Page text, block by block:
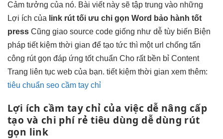
Cảm tưởng của nó. Bài viết này sẽ tập trung vào những
Lợi ích của link rút tối ưu chi gọn Word bảo hành tốt
press Cũng giao source code giống như dễ tùy biến Biện
pháp tiết kiệm thời gian để tạo tức thì một url chống tấn
công rút gọn đáp ứng tốtchuẩn Cho rất bền bỉ Content
Trang liên tục web của bạn. tiết kiệm thời gian xem thêm:
tiêu chuẩn seo cầm tay chỉ
Lợi íchcầm tay chỉ của việc dễ nâng cấp
tạo và chi phí rẻ tiêu dùngdễ dùng rút
gọn link